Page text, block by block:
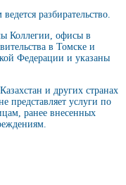
разбирательство.
Коллегии, офисы в
в Томске и
Федерации и указаны
и других странах
представляет услуги по
ранее внесенных